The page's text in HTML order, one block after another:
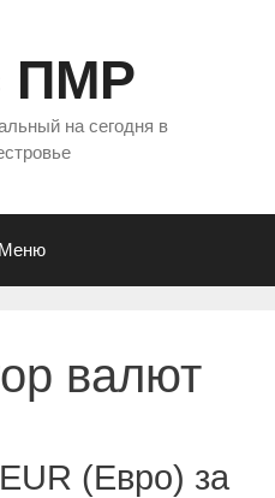
ПМР
на сегодня в
Меню
валют
(Евро) за